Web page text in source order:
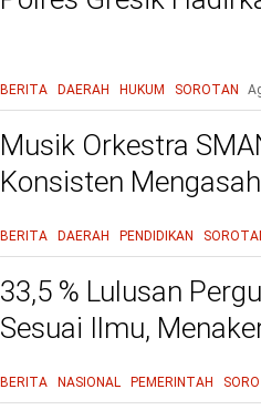
BERITA DAERAH HUKUM SOROTAN
Musik Orkestra
Konsisten
BERITA DAERAH PENDIDIKAN
33,5 % Lulusan
Sesuai Ilmu,
BERITA NASIONAL PEMERINTAH